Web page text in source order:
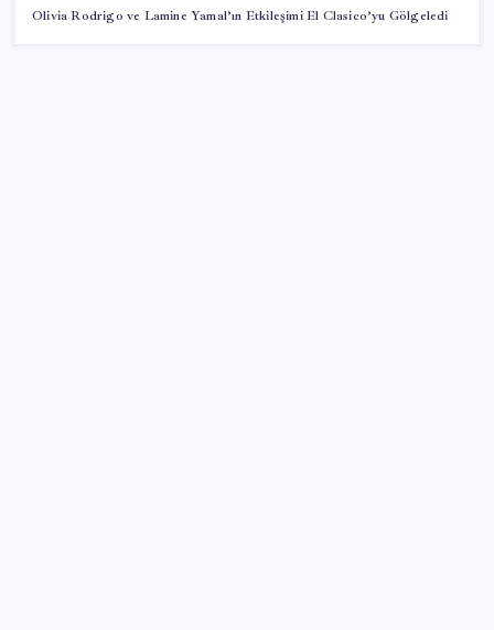
Olivia Rodrigo ve Lamine Yamal’ın Etkileşimi El Clasico’yu Gölgeledi